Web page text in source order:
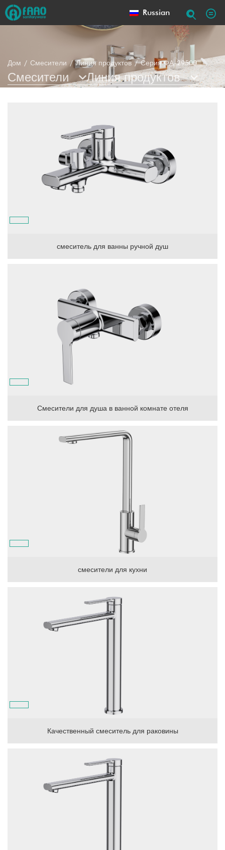
Russian
Дом Смесители Линия продуктов Серия ФА-29500
Смесители Линия продуктов
смеситель для ванны ручной душ
Смесители для душа в ванной комнате отеля
смесители для кухни
Качественный смеситель для раковины